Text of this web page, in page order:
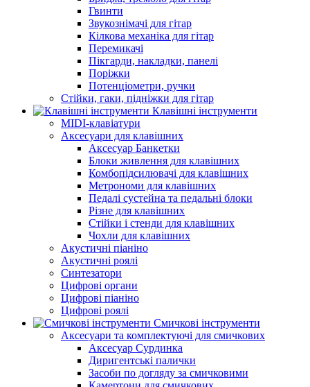
Гвинти
Звукознімачі для гітар
Кілкова механіка для гітар
Перемикачі
Пікгарди, накладки, панелі
Поріжки
Потенціометри, ручки
Стійки, гаки, підніжки для гітар
Клавішні інструменти
MIDI-клавіатури
Аксесуари для клавішних
Аксесуар Банкетки
Блоки живлення для клавішних
Комбопідсилювачі для клавішних
Метрономи для клавішних
Педалі сустейна та педальні блоки
Різне для клавішних
Стійки і стенди для клавішних
Чохли для клавішних
Акустичні піаніно
Акустичні роялі
Синтезатори
Цифрові органи
Цифрові піаніно
Цифрові роялі
Смичкові інструменти
Аксесуари та комплектуючі для смичкових
Аксесуар Сурдинка
Диригентські палички
Засоби по догляду за смичковими